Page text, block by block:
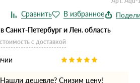
Расчет забора
Санкт-Петербург и Лен. область
с доставкой
Нашли дешевле? Снизим цену!